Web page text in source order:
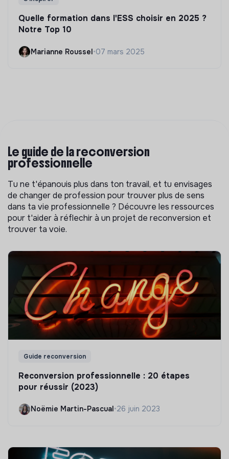
Quelle formation dans l'ESS choisir en 2025 ?
Notre Top 10
Marianne Roussel•07 mars 2025
Le guide de la reconversion
professionnelle
Tu ne t'épanouis plus dans ton travail, et tu envisages
de changer de profession pour trouver plus de sens
dans ta vie professionnelle ? Découvre les ressources
pour t'aider à réflechir à un projet de reconversion et
trouver ta voie.
Guide reconversion
Reconversion professionnelle : 20 étapes
pour réussir (2023)
Noëmie Martin-Pascual •26 juin 2023